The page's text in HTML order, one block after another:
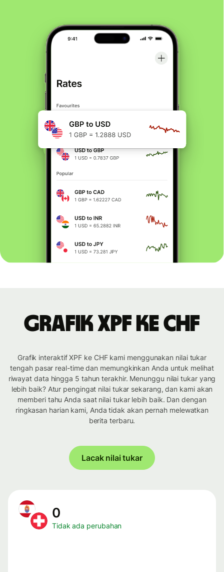
Grafik XPF ke CHF
Grafik interaktif XPF ke CHF kami menggunakan nilai tukar
tengah pasar real-time dan memungkinkan Anda untuk melihat
riwayat data hingga 5 tahun terakhir. Menunggu nilai tukar yang
lebih baik? Atur pengingat nilai tukar sekarang, dan kami akan
memberi tahu Anda saat nilai tukar lebih baik. Dan dengan
ringkasan harian kami, Anda tidak akan pernah melewatkan
berita terbaru.
Lacak nilai tukar
0
Tidak ada perubahan